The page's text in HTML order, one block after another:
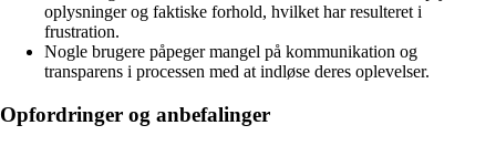
oplysninger og faktiske forhold, hvilket har resulteret i
frustration.
Nogle brugere påpeger mangel på kommunikation og
transparens i processen med at indløse deres oplevelser.
Opfordringer og anbefalinger